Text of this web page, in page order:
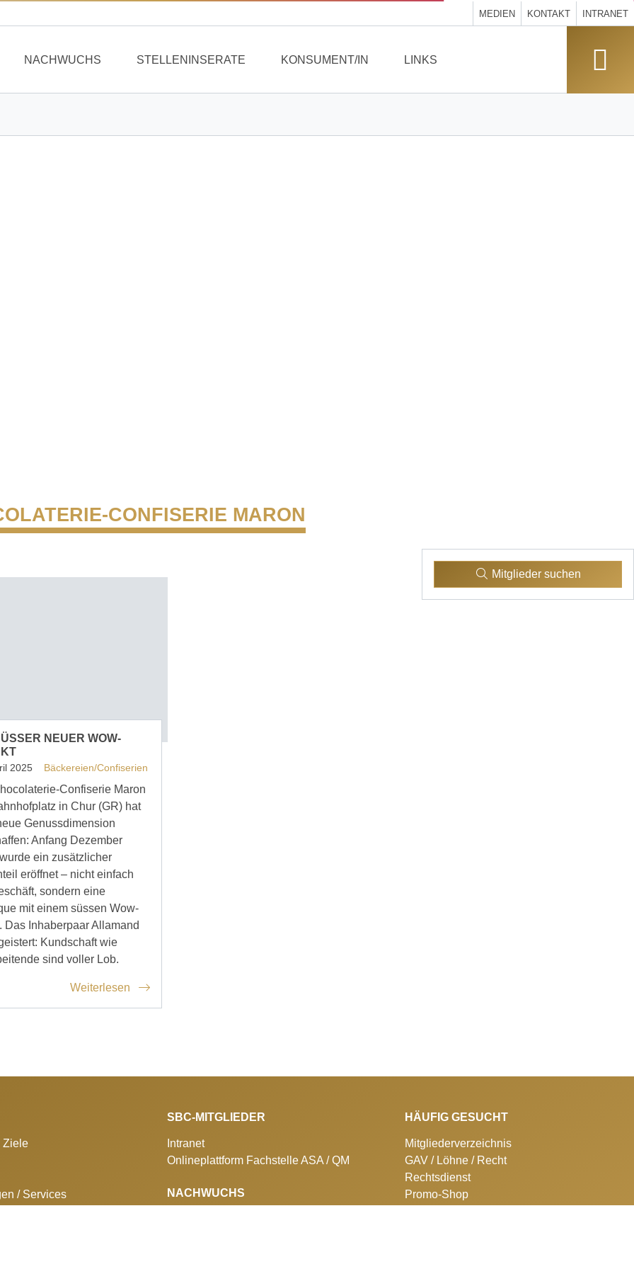
MEDIEN KONTAKT INTRANET
NACHWUCHS STELLENINSERATE KONSUMENT/IN LINKS
CONFISERIE MARON
NEUER WOW-
2025 Bäckereien/Confiserien
Confiserie Maron
in Chur (GR) hat
Genussdimension
Anfang Dezember
ein zusätzlicher
eröffnet – nicht einfach
sondern eine
mit einem süssen Wow-
Das Inhaberpaar Allamand
Kundschaft wie
sind voller Lob.
Weiterlesen
Mitglieder suchen
Ziele
/ Services
SBC-MITGLIEDER
Intranet
Onlineplattform Fachstelle ASA / QM
NACHWUCHS
HÄUFIG GESUCHT
Mitgliederverzeichnis
GAV / Löhne / Recht
Rechtsdienst
Promo-Shop